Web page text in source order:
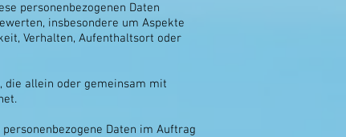
personenbezogenen Daten
insbesondere um Aspekte
Verhalten, Aufenthaltsort oder
die allein oder gemeinsam mit
Daten im Auftrag